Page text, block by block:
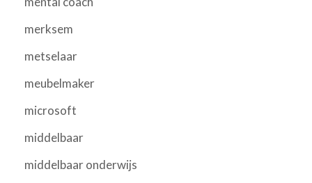
merksem
metselaar
meubelmaker
microsoft
middelbaar
middelbaar onderwijs